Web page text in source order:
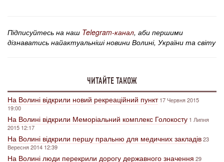
Підписуйтесь на наш Telegram-канал, аби першими
дізнаватись найактуальніші новини Волині, України та світу
ЧИТАЙТЕ ТАКОЖ
На Волині відкрили новий рекреаційний пункт 17 Червня 2015
19:00
На Волині відкрили Меморіальний комплекс Голокосту 1 Липня
2015 12:17
На Волині відкрили першу пральню для медичних закладів23
Вересня 2014 12:39
На Волині люди перекрили дорогу державного значення 29